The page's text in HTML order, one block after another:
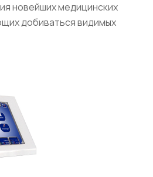
новейших медицинских
добиваться видимых